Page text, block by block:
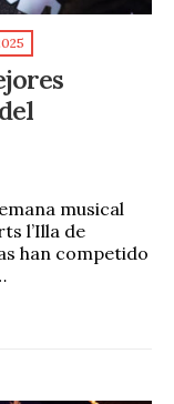
musical
l’Illa de
han competido